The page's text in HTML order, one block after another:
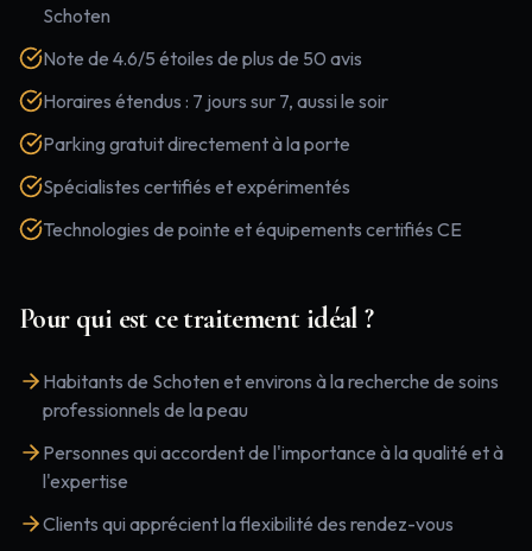
Schoten
Note de 4.6/5 étoiles de plus de 50 avis
Horaires étendus : 7 jours sur 7, aussi le soir
Parking gratuit directement à la porte
Spécialistes certifiés et expérimentés
Technologies de pointe et équipements certifiés CE
Pour qui est ce traitement idéal ?
Habitants de Schoten et environs à la recherche de soins
professionnels de la peau
Personnes qui accordent de l'importance à la qualité et à
l'expertise
Clients qui apprécient la flexibilité des rendez-vous